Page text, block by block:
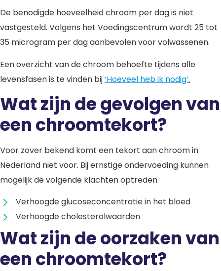
De benodigde hoeveelheid chroom per dag is niet
vastgesteld. Volgens het Voedingscentrum wordt 25 tot
35 microgram per dag aanbevolen voor volwassenen.
Een overzicht van de chroom behoefte tijdens alle
levensfasen is te vinden bij‘Hoeveel heb ik nodig’.
Wat zijn de gevolgen van
een chroomtekort?
Voor zover bekend komt een tekort aan chroom in
Nederland niet voor. Bij ernstige ondervoeding kunnen
mogelijk de volgende klachten optreden:
Verhoogde glucoseconcentratie in het bloed
Verhoogde cholesterolwaarden
Wat zijn de oorzaken van
een chroomtekort?